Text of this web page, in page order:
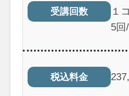
受講回数
１
5回
税込料金